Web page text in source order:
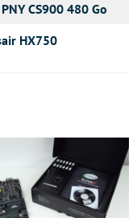
PNY CS900 480 Go
HX750